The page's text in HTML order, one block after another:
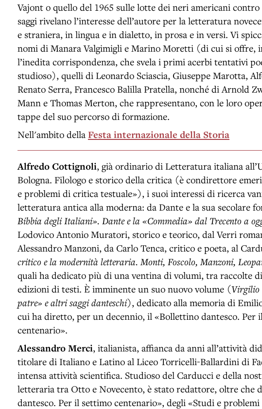
Vajont o quello del 1965 sulle lotte dei neri americani contro
saggi rivelano l’interesse dell’autore per la letteratura
e straniera, in lingua e in dialetto, in prosa e in versi. Vi
nomi di Manara Valgimigli e Marino Moretti (di cui si offre,
l’inedita corrispondenza, che svela i primi acerbi tentativi
studioso), quelli di Leonardo Sciascia, Giuseppe Marotta,
Renato Serra, Francesco Balilla Pratella, nonché di Arnold
Mann e Thomas Merton, che rappresentano, con le loro
tappe del suo percorso di formazione.
Nell'ambito della Festa internazionale della Storia
Alfredo Cottignoli, già ordinario di Letteratura italiana
Bologna. Filologo e storico della critica (è condirettore
e problemi di critica testuale»), i suoi interessi di ricerca
letteratura antica alla moderna: da Dante e la sua secolare
Bibbia degli Italiani». Dante e la «Commedia» dal Trecento a
Lodovico Antonio Muratori, storico e teorico, dal Verri
Alessandro Manzoni, da Carlo Tenca, critico e poeta, al
critico e la modernità letteraria. Monti, Foscolo, Manzoni,
quali ha dedicato più di una ventina di volumi, tra raccolte di
edizioni di testi. È imminente un suo nuovo volume (Virgilio
patre» e altri saggi danteschi), dedicato alla memoria di
cui ha diretto, per un decennio, il «Bollettino dantesco. Per
centenario».
Alessandro Merci, italianista, affianca da anni all’attività
titolare di Italiano e Latino al Liceo Torricelli-Ballardini di
intensa attività scientifica. Studioso del Carducci e della
letteraria tra Otto e Novecento, è stato redattore, oltre che
dantesco. Per il settimo centenario», degli «Studi e